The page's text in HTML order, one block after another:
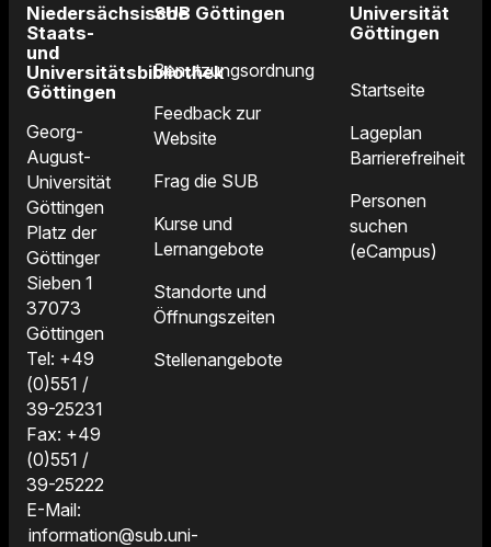
Niedersächsische
Staats-
und
Universitätsbibliothek
Göttingen
Georg-
August-
Universität
Göttingen
Platz der
Göttinger
Sieben 1
37073
Göttingen
Tel: +49
(0)551 /
39-25231
Fax: +49
(0)551 /
39-25222
E-Mail:
information@sub.uni-
SUB Göttingen
Benutzungsordnung
Feedback zur
Website
Frag die SUB
Kurse und
Lernangebote
Standorte und
Öffnungszeiten
Stellenangebote
Universität
Göttingen
Startseite
Lageplan
Barrierefreiheit
Personen
suchen
(eCampus)